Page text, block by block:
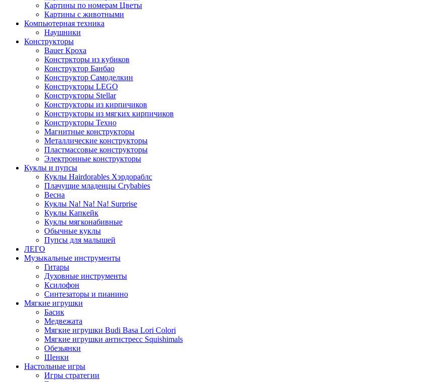
Картины по номерам Цветы
Картины с животными
Компьютерная техника
Наушники
Конструкторы
Bauer Кроха
Констркторы из кубиков
Конструктор Банбао
Конструктор Самоделкин
Конструкторы LEGO
Конструкторы Stellar
Конструкторы из кирпичиков
Конструкторы из мягких кирпичиков
Конструкторы Техно
Магнитные конструкторы
Металлические конструкторы
Пластмассовые конструкторы
Электронные конструкторы
Куклы и пупсы
Куклы Hairdorables Хэрдораблс
Плачущие младенцы Crybabies
Весна
Куклы Na! Na! Na! Surprise
Куклы Капкейк
Куклы мягконабивные
Обычные куклы
Пупсы для малышей
ЛЕГО
Музыкальные инструменты
Гитары
Духовные инструменты
Ксилофон
Синтезаторы и пианино
Мягкие игрушки
Басик
Медвежата
Мягкие игрушки Budi Basa Lori Colori
Мягкие игрушки антистресс Squishimals
Обезьянки
Щенки
Настольные игры
Игры стратегии